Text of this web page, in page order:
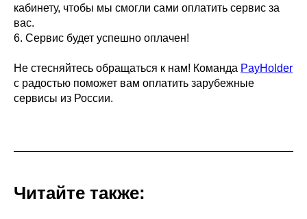
кабинету, чтобы мы смогли сами оплатить сервис за
вас.
6. Сервис будет успешно оплачен!
Не стесняйтесь обращаться к нам! Команда PayHolder
с радостью поможет вам оплатить зарубежные
сервисы из России.
Читайте также: